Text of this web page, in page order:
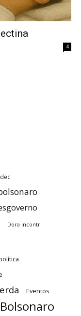
4
Dora Incontri
Eventos